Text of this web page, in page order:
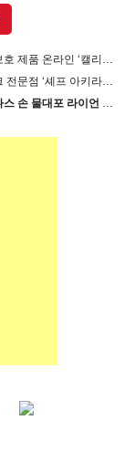
야외활동 피부보호 제품 온라인 ‘캘리제이’(Cali-j)에서 판매
한국식 스테이크 전문점 ‘셰프 아키라백의 AB스테이크’ 진출
요식업계 마이다스 손 물대포 라이언 손 사장의 인생 필살기